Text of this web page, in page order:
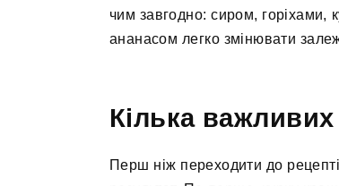
чим завгодно: сиром, горіхами,
ананасом легко змінювати
Кілька
Перш ніж переходити до